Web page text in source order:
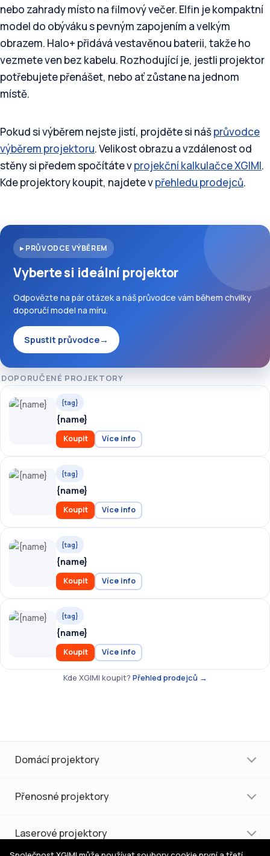
nebo zahrady místo na filmový večer. Elfin je kompaktní
model do obýváku s pevným zapojením a velkým
obrazem. Halo+ přidává vestavěnou baterii, takže ho
vezmete ven bez kabelu. Rozhodující je, jestli projektor
potřebujete přenášet, nebo ať zůstane na jednom
místě.
Pokud si výběrem nejste jistí, projděte si nášprůvodce
výběrem projektoru. Velikost obrazu a vzdálenost od
stěny si předem spočítáte vprojekční kalkulačce XGIMI.
Kde projektory koupit, najdete vpřehledu prodejců.
▸ PRŮVODCE VÝBĚREM
Vyberte si ideální projektor
Odpovězte na pár otázek a náš průvodce vám během chvilky
doporučí model na míru.
Spustit průvodce→
DOPORUČENÉ PROJEKTORY
{tag}
{name}
Koupit Více info
{tag}
{name}
Koupit Více info
{tag}
{name}
Koupit Více info
{tag}
{name}
Koupit Více info
Kde XGIMI koupit? Přehled prodejců →
Domácí projektory
Přenosné projektory
Laserové projektory